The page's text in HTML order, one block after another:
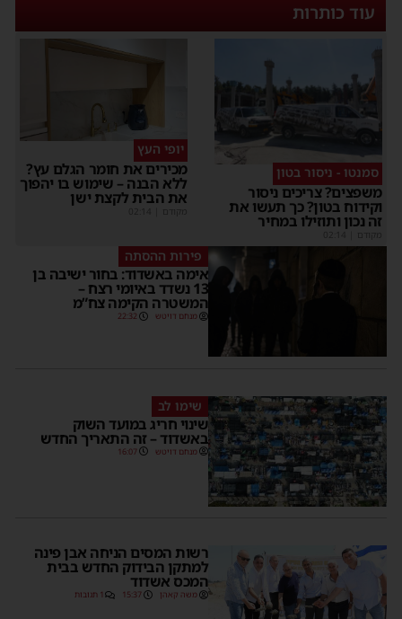
עוד כותרות
סמנטו - ניסור בטון
משפצים? צריכים ניסור
וקידוח בטון? כך תעשו את
זה נכון ותוזילו במחיר
מקודם
יופי העץ
מכירים את חומר הגלם עץ?
ללא הבנה – שימוש בו יהפוך
את הבית לקצת ישן
מקודם
פירות ההסתה
אימה באשדוד: בחור ישיבה בן
13 נשדד באיומי רצח –
המשטרה הקימה צח”מ
מנחם דויטש 22:32
שימו לב
שינוי חריג במועד השוק
באשדוד – זה התאריך החדש
מנחם דויטש 16:07
רשות המסים הניחה אבן פינה
למתקן הבידוק החדש בבית
המכס אשדוד
משה קאהן 15:37 1 תגובות